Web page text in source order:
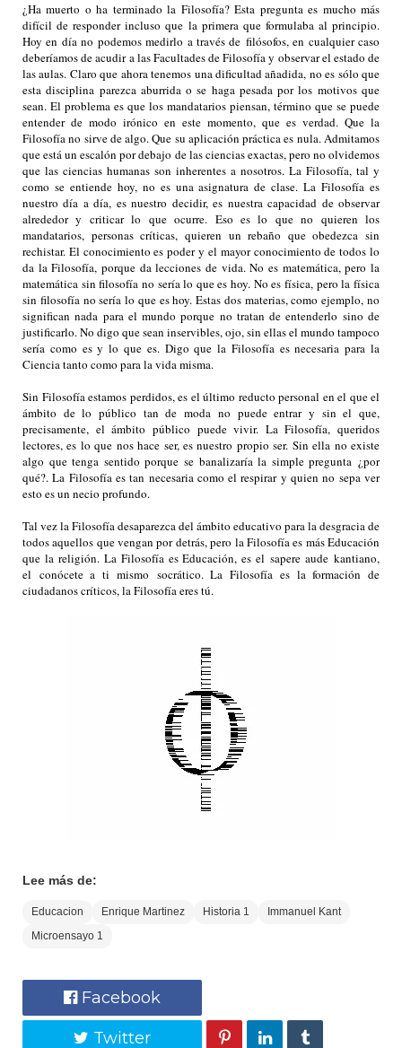
¿Ha muerto o ha terminado la Filosofía? Esta pregunta es mucho más
difícil de responder incluso que la primera que formulaba al principio.
Hoy en día no podemos medirlo a través de filósofos, en cualquier caso
deberíamos de acudir a las Facultades de Filosofía y observar el estado de
las aulas. Claro que ahora tenemos una dificultad añadida, no es sólo que
esta disciplina parezca aburrida o se haga pesada por los motivos que
sean. El problema es que los mandatarios piensan, término que se puede
entender de modo irónico en este momento, que es verdad. Que la
Filosofía no sirve de algo. Que su aplicación práctica es nula. Admitamos
que está un escalón por debajo de las ciencias exactas, pero no olvidemos
que las ciencias humanas son inherentes a nosotros. La Filosofía, tal y
como se entiende hoy, no es una asignatura de clase. La Filosofía es
nuestro día a día, es nuestro decidir, es nuestra capacidad de observar
alrededor y criticar lo que ocurre. Eso es lo que no quieren los
mandatarios, personas críticas, quieren un rebaño que obedezca sin
rechistar. El conocimiento es poder y el mayor conocimiento de todos lo
da la Filosofía, porque da lecciones de vida. No es matemática, pero la
matemática sin filosofía no sería lo que es hoy. No es física, pero la física
sin filosofía no sería lo que es hoy. Estas dos materias, como ejemplo, no
significan nada para el mundo porque no tratan de entenderlo sino de
justificarlo. No digo que sean inservibles, ojo, sin ellas el mundo tampoco
sería como es y lo que es. Digo que la Filosofía es necesaria para la
Ciencia tanto como para la vida misma.
Sin Filosofía estamos perdidos, es el último reducto personal en el que el
ámbito de lo público tan de moda no puede entrar y sin el que,
precisamente, el ámbito público puede vivir. La Filosofía, queridos
lectores, es lo que nos hace ser, es nuestro propio ser. Sin ella no existe
algo que tenga sentido porque se banalizaría la simple pregunta ¿por
qué?. La Filosofía es tan necesaria como el respirar y quien no sepa ver
esto es un necio profundo.
Tal vez la Filosofía desaparezca del ámbito educativo para la desgracia de
todos aquellos que vengan por detrás, pero la Filosofía es más Educación
que la religión. La Filosofía es Educación, es elsapere aude kantiano,
el conócete a ti mismo socrático. La Filosofía es la formación de
ciudadanos críticos, la Filosofía eres tú.
Lee más de:
Educacion Enrique Martinez Historia 1
Immanuel Kant
Microensayo 1
Facebook
Twitter